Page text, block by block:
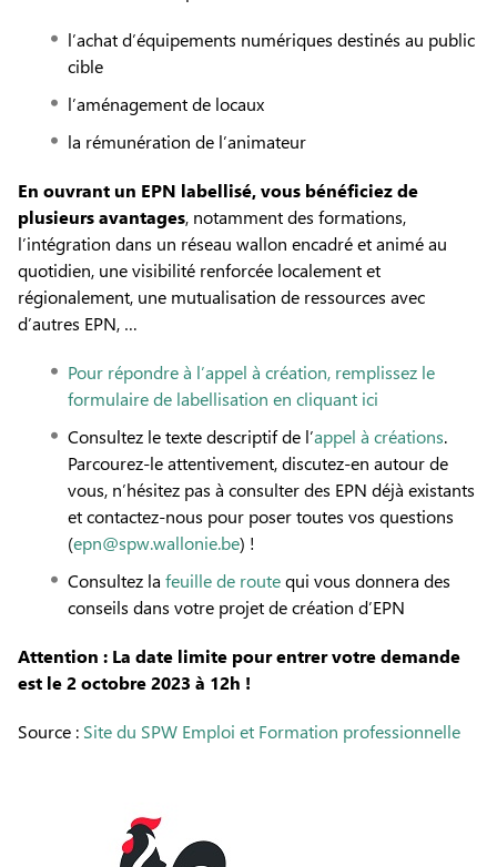
l’achat d’équipements numériques destinés au public
cible
l’aménagement de locaux
la rémunération de l’animateur
En ouvrant un EPN labellisé, vous bénéficiez de
plusieurs avantages, notamment des formations,
l’intégration dans un réseau wallon encadré et animé au
quotidien, une visibilité renforcée localement et
régionalement, une mutualisation de ressources avec
d’autres EPN, …
Pour répondre à l’appel à création, remplissez le
formulaire de labellisation en cliquant ici
Consultez le texte descriptif de l’appel à créations.
Parcourez-le attentivement, discutez-en autour de
vous, n’hésitez pas à consulter des EPN déjà existants
et contactez-nous pour poser toutes vos questions
(epn@spw.wallonie.be) !
Consultez la feuille de routequi vous donnera des
conseils dans votre projet de création d’EPN
Attention : La date limite pour entrer votre demande
est le 2 octobre 2023 à 12h !
Source : Site du SPW Emploi et Formation professionnelle